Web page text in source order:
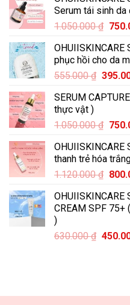
Serum tái sinh da
1.050.000₫ Giá
là:
OHUIISKINCARE
phục hồi cho da
555.000₫ Giá
là:
SERUM
thực vật )
1.050.000₫ Giá
là:
OHUIISKINCARE
thanh trẻ hóa
1.120.000₫ Giá
là:
OHUIISKINCARE
CREAM SPF 75+
)
630.000₫ Giá